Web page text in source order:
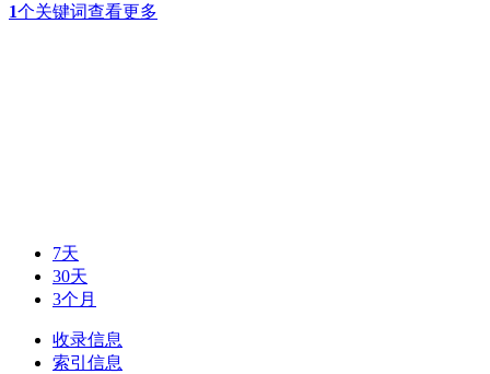
1个关键词查看更多
7天
30天
3个月
收录信息
索引信息